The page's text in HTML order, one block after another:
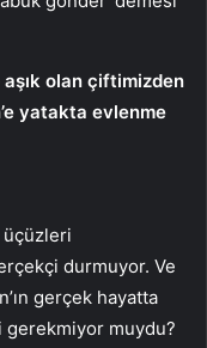
olan çiftimizden
yatakta evlenme
durmuyor. Ve
gerçek hayatta
gerekmiyor muydu?